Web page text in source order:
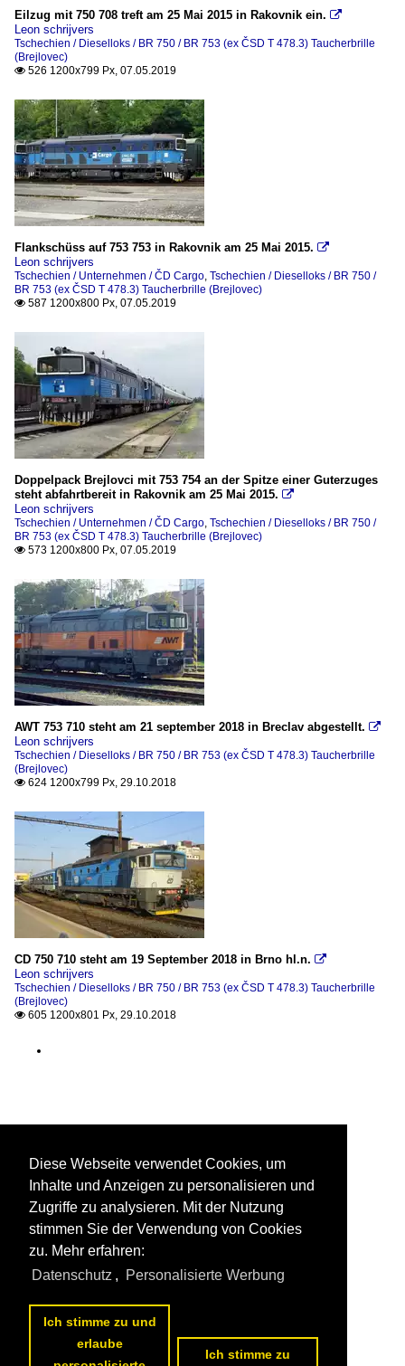
Eilzug mit 750 708 treft am 25 Mai 2015 in Rakovnik ein. 
Leon schrijvers
Tschechien / Dieselloks / BR 750 / BR 753 (ex ČSD T 478.3) Taucherbrille
(Brejlovec)
 526 1200x799 Px, 07.05.2019
Flankschüss auf 753 753 in Rakovnik am 25 Mai 2015. 
Leon schrijvers
Tschechien / Unternehmen / ČD Cargo, Tschechien / Dieselloks / BR 750 /
BR 753 (ex ČSD T 478.3) Taucherbrille (Brejlovec)
 587 1200x800 Px, 07.05.2019
Doppelpack Brejlovci mit 753 754 an der Spitze einer Guterzuges
steht abfahrtbereit in Rakovnik am 25 Mai 2015. 
Leon schrijvers
Tschechien / Unternehmen / ČD Cargo, Tschechien / Dieselloks / BR 750 /
BR 753 (ex ČSD T 478.3) Taucherbrille (Brejlovec)
 573 1200x800 Px, 07.05.2019
AWT 753 710 steht am 21 september 2018 in Breclav abgestellt. 
Leon schrijvers
Tschechien / Dieselloks / BR 750 / BR 753 (ex ČSD T 478.3) Taucherbrille
(Brejlovec)
 624 1200x799 Px, 29.10.2018
CD 750 710 steht am 19 September 2018 in Brno hl.n. 
Leon schrijvers
Tschechien / Dieselloks / BR 750 / BR 753 (ex ČSD T 478.3) Taucherbrille
(Brejlovec)
 605 1200x801 Px, 29.10.2018
Diese Webseite verwendet Cookies, um
Inhalte und Anzeigen zu personalisieren und
Zugriffe zu analysieren. Mit der Nutzung
stimmen Sie der Verwendung von Cookies
zu. Mehr erfahren:
Datenschutz , Personalisierte Werbung
Ich stimme zu und
erlaube
Ich stimme zu